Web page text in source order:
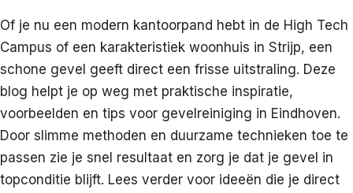
Of je nu een modern kantoorpand hebt in de High Tech
Campus of een karakteristiek woonhuis in Strijp, een
schone gevel geeft direct een frisse uitstraling. Deze
blog helpt je op weg met praktische inspiratie,
voorbeelden en tips voor gevelreiniging in Eindhoven.
Door slimme methoden en duurzame technieken toe te
passen zie je snel resultaat en zorg je dat je gevel in
topconditie blijft. Lees verder voor ideeën die je direct